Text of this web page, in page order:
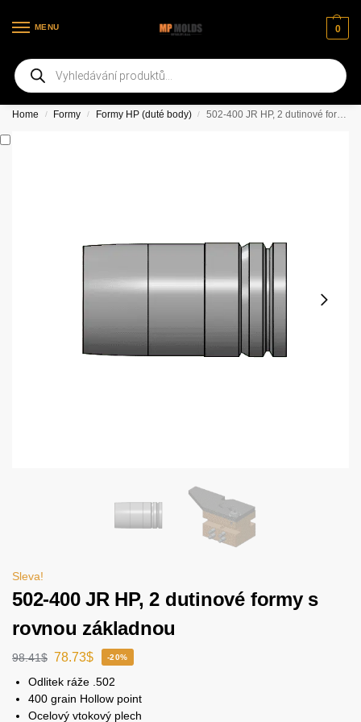
MENU 0
Vítejte na našich nových webových stránkách
Home / Formy / Formy HP (duté body) / 502-400 JR HP, 2 dutinové formy s rovnou základnou
Sleva!
502-400 JR HP, 2 dutinové formy s
rovnou základnou
98.41$ 78.73$ -20%
Odlitek ráže .502
400 grain Hollow point
Ocelový vtokový plech